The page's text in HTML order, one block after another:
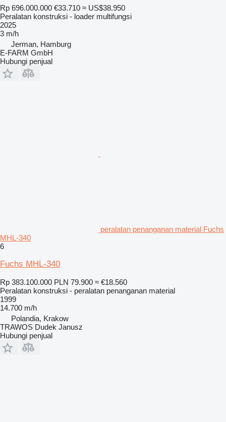
Rp 696.000.000 €33.710 ≈ US$38.950
Peralatan konstruksi - loader multifungsi
2025
3 m/h
Jerman, Hamburg
E-FARM GmbH
Hubungi penjual
peralatan penanganan material Fuchs
MHL-340
6
Fuchs MHL-340
Rp 383.100.000 PLN 79.900 ≈ €18.560
Peralatan konstruksi - peralatan penanganan material
1999
14.700 m/h
Polandia, Krakow
TRAWOS Dudek Janusz
Hubungi penjual